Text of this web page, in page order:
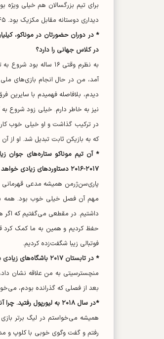
برای تیم بزرگسالان هم خیلی ویژه
دیداری دوستانه مقابل مکزیک بود. ۴۵ دقیقه بازی کردم و به نظرم عملکردم خوب بود.
* در دوران حضورتان در موناکو،
در کلاس جهانی را دارد؟
به نظرم وقتی ۱۶
آمد، من در حال انجام بازی‌های
دیدم، بلافاصله فهمیدم با
نیز به خاطر دارم. خیلی زود شروع به
در ترکیب گذاشت و او خیلی خوب کار
که به بازیکن ثابت تبدیل شد. او از
* آن تیم موناکو ستاره‌های جوان
۲۰۱۷-۲۰۱۶ دستاورد‌های زیادی خواهد داشت؟
پاری‌سن‌ژرمن همیشه مدعی قهرمانی
مهم آن فصل خیلی خوب بود. همه
داشتیم. در مقطعی می‌گفتیم که
حفظ کردیم و همین به ما کمک کرد
فوتبالی زیبا شگفت‌زده کردیم.
* در تابستان ۲۰۱۷ باشگاه‌های زیادی به دنبال جذب شما بودند. چقدر نزدیک بود به تیمی دیگر بروید؟
منچسترسیتی به من علاقه نشان
بعد از فصلی که گذرانده بودم،
*در سال ۲۰۱۸ به لیورپول رفتید. چرا آنفیلد را انتخاب کردید؟
همیشه می‌خواستم در لیگ برتر
رفتم و گفت وگوی خوبی با کلوپ و